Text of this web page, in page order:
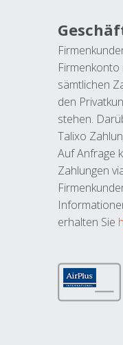
Firmenkonto
sämtlichen
den
stehen.
Talixo
Auf Anfrage
Zahlungen
erhalten Sie